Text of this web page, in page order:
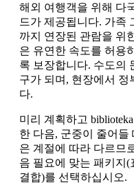
해외 여행객을 위해 다
드가 제공됩니다. 가족
까지 연장된 관람을 위
은 유연한 속도를 허용
록 보장합니다. 수도의
구가 되며, 현장에서 정
다.
미리 계획하고
한 다음, 군중이 줄어들
은 계절에 따라 다르므
음 필요에 맞는 패키지
결합)를 선택하십시오.